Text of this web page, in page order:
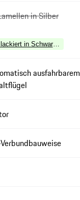
in Silber
in Schwarz
ausfahrbarem